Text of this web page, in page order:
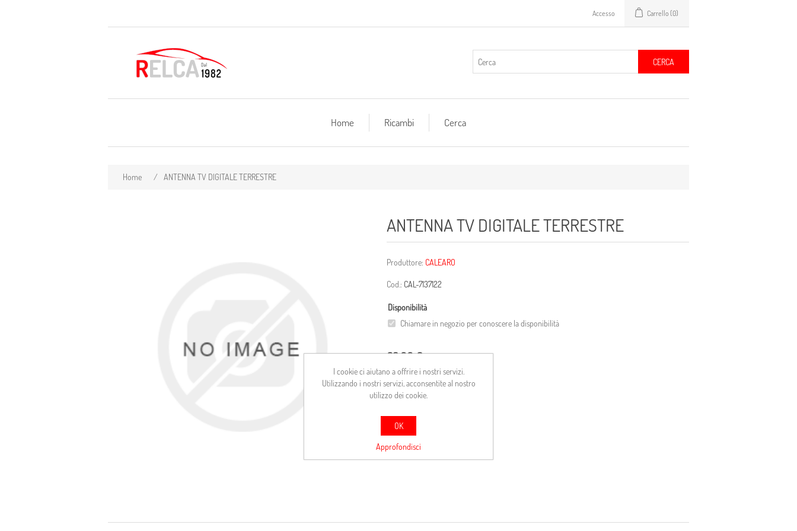
Accesso Carrello (0)
CERCA
Home Ricambi Cerca
Home / ANTENNA TV DIGITALE TERRESTRE
ANTENNA TV DIGITALE TERRESTRE
Produttore: CALEARO
Cod.: CAL-7137122
Disponibilità
Chiamare in negozio per conoscere la disponibilità
63,00 €
ACQUISTA
I cookie ci aiutano a offrire i nostri servizi.
Utilizzando i nostri servizi, acconsentite al nostro
utilizzo dei cookie.
OK
Approfondisci